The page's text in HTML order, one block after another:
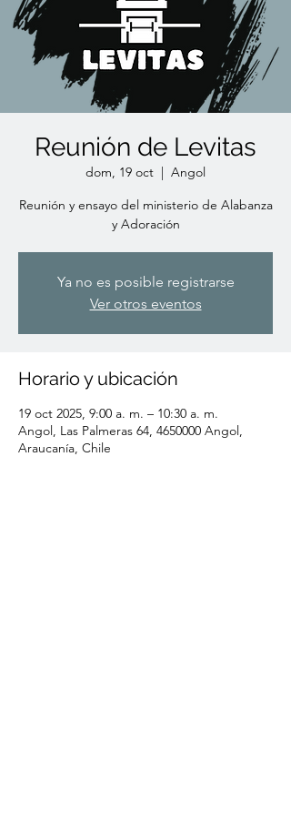
Reunión de Levitas
dom, 19 oct
  |
Angol
Reunión y ensayo del ministerio de Alabanza
y Adoración
Ya no es posible registrarse
Ver otros eventos
Horario y ubicación
19 oct 2025, 9:00 a. m. – 10:30 a. m.
Angol, Las Palmeras 64, 4650000 Angol,
Araucanía, Chile